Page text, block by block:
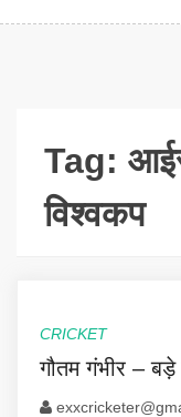
Tag:
विश्वकप
CRICKET
गौतम गंभीर – बड़े